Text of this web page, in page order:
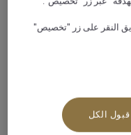
الأعمدة
النقر على زر "تخصيص"
قبول الكل